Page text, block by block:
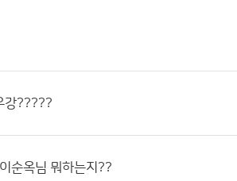
강?????
순옥님 뭐하는지??